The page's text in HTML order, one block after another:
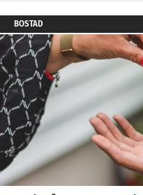
BOSTAD